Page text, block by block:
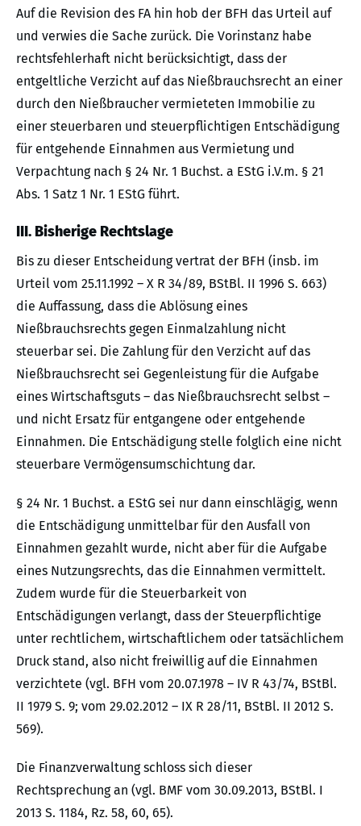
Auf die Revision des FA hin hob der BFH das Urteil auf
und verwies die Sache zurück. Die Vorinstanz habe
rechtsfehlerhaft nicht berücksichtigt, dass der
entgeltliche Verzicht auf das Nießbrauchsrecht an einer
durch den Nießbraucher vermieteten Immobilie zu
einer steuerbaren und steuerpflichtigen Entschädigung
für entgehende Einnahmen aus Vermietung und
Verpachtung nach § 24 Nr. 1 Buchst. a EStG i.V.m. § 21
Abs. 1 Satz 1 Nr. 1 EStG führt.
III. Bisherige Rechtslage
Bis zu dieser Entscheidung vertrat der BFH (insb. im
Urteil vom 25.11.1992 – X R 34/89, BStBl. II 1996 S. 663)
die Auffassung, dass die Ablösung eines
Nießbrauchsrechts gegen Einmalzahlung nicht
steuerbar sei. Die Zahlung für den Verzicht auf das
Nießbrauchsrecht sei Gegenleistung für die Aufgabe
eines Wirtschaftsguts – das Nießbrauchsrecht selbst –
und nicht Ersatz für entgangene oder entgehende
Einnahmen. Die Entschädigung stelle folglich eine nicht
steuerbare Vermögensumschichtung dar.
§ 24 Nr. 1 Buchst. a EStG sei nur dann einschlägig, wenn
die Entschädigung unmittelbar für den Ausfall von
Einnahmen gezahlt wurde, nicht aber für die Aufgabe
eines Nutzungsrechts, das die Einnahmen vermittelt.
Zudem wurde für die Steuerbarkeit von
Entschädigungen verlangt, dass der Steuerpflichtige
unter rechtlichem, wirtschaftlichem oder tatsächlichem
Druck stand, also nicht freiwillig auf die Einnahmen
verzichtete (vgl. BFH vom 20.07.1978 – IV R 43/74, BStBl.
II 1979 S. 9; vom 29.02.2012 – IX R 28/11, BStBl. II 2012 S.
569).
Die Finanzverwaltung schloss sich dieser
Rechtsprechung an (vgl. BMF vom 30.09.2013, BStBl. I
2013 S. 1184, Rz. 58, 60, 65).